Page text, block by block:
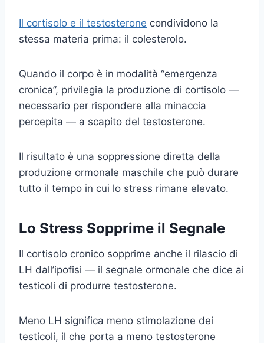
Il cortisolo e il testosterone condividono la
stessa materia prima: il colesterolo.
Quando il corpo è in modalità “emergenza
cronica”, privilegia la produzione di cortisolo —
necessario per rispondere alla minaccia
percepita — a scapito del testosterone.
Il risultato è una soppressione diretta della
produzione ormonale maschile che può durare
tutto il tempo in cui lo stress rimane elevato.
Lo Stress Sopprime il Segnale
Il cortisolo cronico sopprime anche il rilascio di
LH dall’ipofisi — il segnale ormonale che dice ai
testicoli di produrre testosterone.
Meno LH significa meno stimolazione dei
testicoli, il che porta a meno testosterone